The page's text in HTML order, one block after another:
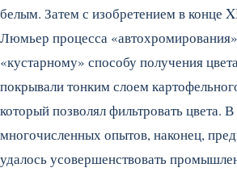
белым. Затем с изобретением в конце
Люмьер процесса
«кустарному» способу получения
покрывали тонким слоем
который позволял фильтровать цвета. В
многочисленных опытов, наконец,
удалось усовершенствовать